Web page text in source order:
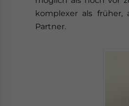
komplexer als
Partner.